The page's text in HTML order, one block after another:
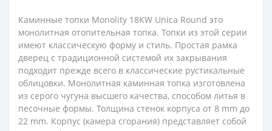
Каминные топки Monolity 18KW Unica Round это
монолитная отопительная топка. Топки из этой серии
имеют классическую форму и стиль. Простая рамка
дверец с традиционной системой их закрывания
подходит прежде всего в классические рустикальные
облицовки. Монолитная каминная топка изготовлена
из серого чугуна высшего качества, способом литья в
песочные формы. Толщина стенок корпуса от 8 mm до
22 mm. Корпус (камера сгорания) представляет собой